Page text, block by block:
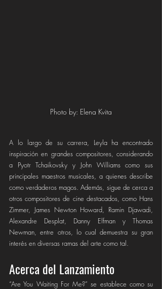
Photo by: Elena Kvita
A lo largo de su carrera, Leyla ha encontrado
inspiración en grandes compositores, considerando
a Pyotr Tchaikovsky y John Williams como sus
principales maestros musicales, a quienes describe
como verdaderos magos. Además, sigue de cerca a
otros compositores de cine destacados, como Hans
Zimmer, James Newton Howard, Ramin Djawadi,
Alexandre Desplat, Danny Elfman y Thomas
Newman, entre otros, lo cual demuestra su gran
interés en diversas ramas del arte como tal.
Acerca del Lanzamiento
“Are You Waiting For Me?” se establece como su